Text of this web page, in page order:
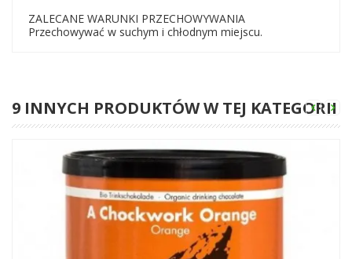
ZALECANE WARUNKI PRZECHOWYWANIA
Przechowywać w suchym i chłodnym miejscu.
9 INNYCH PRODUKTÓW W TEJ KATEGORII